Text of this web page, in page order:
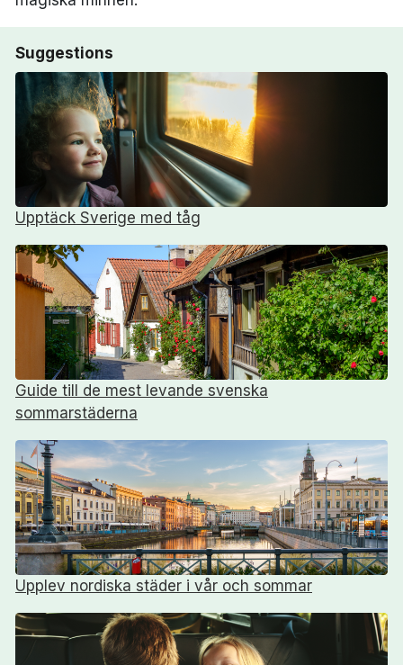
Suggestions
Upptäck Sverige med tåg
Guide till de mest levande svenska
sommarstäderna
Upplev nordiska städer i vår och sommar